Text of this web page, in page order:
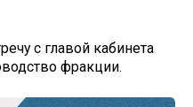
с главой кабинета
фракции.